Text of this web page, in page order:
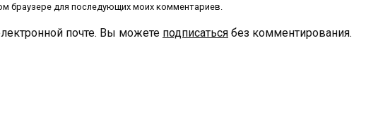
браузере для последующих моих комментариев.
почте. Вы можете подписаться без комментирования.